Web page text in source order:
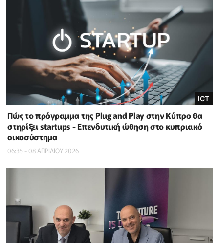
ICT
Πώς το πρόγραμμα της Plug and Play στην Κύπρο θα
στηρίξει startups - Επενδυτική ώθηση στο κυπριακό
οικοσύστημα
06:35 - 08 ΑΠΡΙΛΙΟΥ 2026